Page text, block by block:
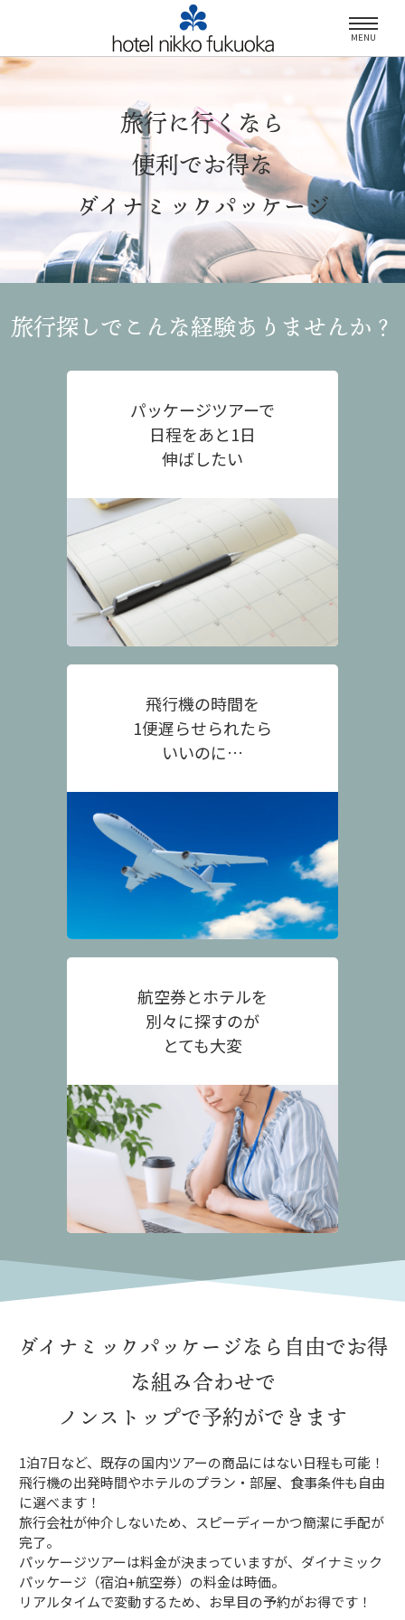
MENU
旅行に行くなら
便利でお得な
ダイナミックパッケージ
旅行探しでこんな経験ありませんか？
パッケージツアーで
日程をあと1日
伸ばしたい
飛行機の時間を
1便遅らせられたら
いいのに…
航空券とホテルを
別々に探すのが
とても大変
ダイナミックパッケージなら 自由でお得
な組み合わせで
ノンストップで予約ができます
1泊7日など、既存の国内ツアーの商品にはない日程も可能！
飛行機の出発時間やホテルのプラン・部屋、食事条件も自由
に選べます！
旅行会社が仲介しないため、スピーディーかつ簡潔に手配が
完了。
パッケージツアーは料金が決まっていますが、ダイナミック
パッケージ（宿泊+航空券）の料金は時価。
リアルタイムで変動するため、お早目の予約がお得です！